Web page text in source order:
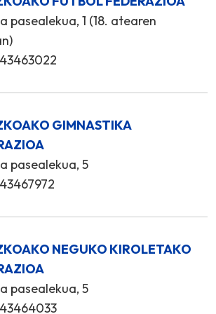
pasealekua, 1 (18. atearen
GIMNASTIKA
pasealekua, 5
NEGUKO KIROLETAKO
pasealekua, 5